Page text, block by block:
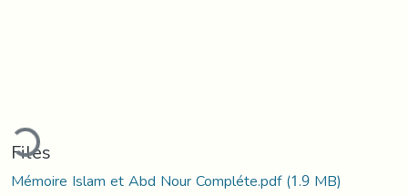
Files
Mémoire Islam et Abd Nour Compléte.pdf(1.9 MB)